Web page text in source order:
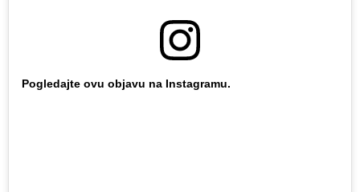
Pogledajte ovu objavu na Instagramu.